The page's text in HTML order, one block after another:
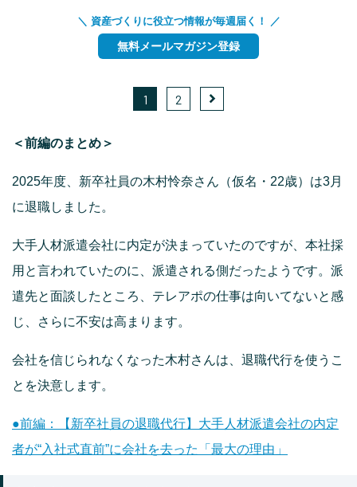
＼ 資産づくりに役立つ情報が毎週届く！ ／
無料メールマガジン登録
1 2
＜前編のまとめ＞
2025年度、新卒社員の木村怜奈さん（仮名・22歳）は3月
に退職しました。
大手人材派遣会社に内定が決まっていたのですが、本社採
用と言われていたのに、派遣される側だったようです。派
遣先と面談したところ、テレアポの仕事は向いてないと感
じ、さらに不安は高まります。
会社を信じられなくなった木村さんは、退職代行を使うこ
とを決意します。
●前編：【新卒社員の退職代行】大手人材派遣会社の内定
者が“入社式直前”に会社を去った「最大の理由」